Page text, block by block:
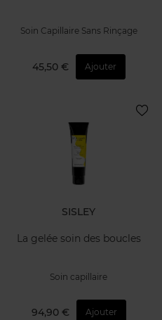
Soin Capillaire Sans Rinçage
45,50 € Ajouter
SISLEY
La gelée soin des boucles
Soin capillaire
94,90 € Ajouter